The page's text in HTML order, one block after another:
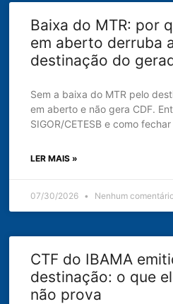
Baixa do MTR: por
em aberto derruba
destinação do
Sem a baixa do MTR pelo
em aberto e não gera CDF.
SIGOR/CETESB e como
LER MAIS »
07/30/2026 Nenhum
CTF do IBAMA
destinação: o que
não prova